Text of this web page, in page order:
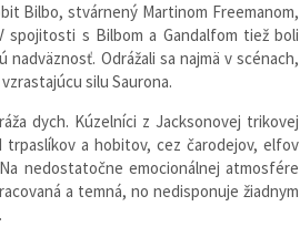
Bilbo, stvárnený Martinom Freemanom,
spojitosti s Bilbom a Gandalfom tiež boli
Odrážali sa najmä v scénach,
silu Saurona.
dych. Kúzelníci z Jacksonovej trikovej
a hobitov, cez čarodejov, elfov
nedostatočne emocionálnej atmosfére
a temná, no nedisponuje žiadnym